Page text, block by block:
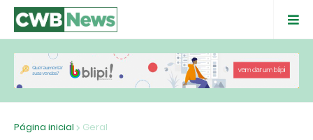
Página inicial Geral